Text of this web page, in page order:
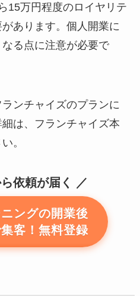
15万円程度のロイヤリテ
あります。個人開業に
る点に注意が必要で
ンチャイズのプランに
は、フランチャイズ本
。
依頼が届く
ングの開業後
客！無料登録